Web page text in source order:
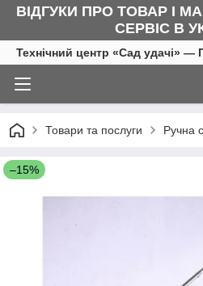
ВІДГУКИ ПРО ТОВАР І
СЕРВІС В
Технічний центр «Сад удачі» —
Товари та послуги Ручна
–15%